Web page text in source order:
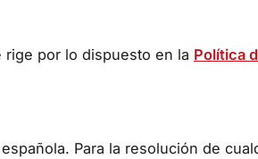
rige por lo dispuesto en la Política
Para la resolución de